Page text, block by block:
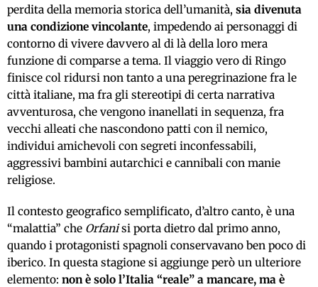
perdita della memoria storica dell’umanità, sia divenuta
una condizione vincolante, impedendo ai personaggi di
contorno di vivere davvero al di là della loro mera
funzione di comparse a tema. Il viaggio vero di Ringo
finisce col ridursi non tanto a una peregrinazione fra le
città italiane, ma fra gli stereotipi di certa narrativa
avventurosa, che vengono inanellati in sequenza, fra
vecchi alleati che nascondono patti con il nemico,
individui amichevoli con segreti inconfessabili,
aggressivi bambini autarchici e cannibali con manie
religiose.
Il contesto geografico semplificato, d’altro canto, è una
“malattia” che Orfanisi porta dietro dal primo anno,
quando i protagonisti spagnoli conservavano ben poco di
iberico. In questa stagione si aggiunge però un ulteriore
elemento: non è solo l’Italia “reale” a mancare, ma è